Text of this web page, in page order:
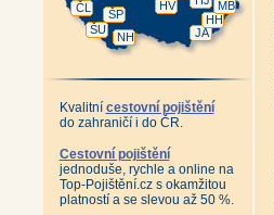
JA
HH
MB
HV
NH
ŠP
ŠU
ČL
Kvalitní cestovní pojištění
do zahraničí i do ČR.
Cestovní pojištění
jednoduše, rychle a online na
Top-Pojištění.cz s okamžitou
platností a se slevou až 50 %.